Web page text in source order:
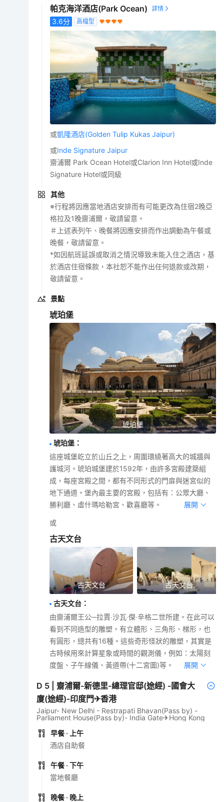
帕克海洋酒店(Park Ocean)
3.6分 高檔型
或凱隆酒店(Golden Tulip Kukas Jaipur)
或Inde Signature Jaipur
齋浦爾 Park Ocean Hotel或Clarion Inn Hotel或Inde
Signature Hotel或同級
其他
※行程將因應當地酒店安排而有可能更改為住宿2晚亞
格拉及1晚齋浦爾，敬請留意。
＃上述表列午、晚餐將因應安排而作出調動為午餐或
晚餐，敬請留意。
*如因航班延誤或取消之情況導致未能入住之酒店，基
於酒店住宿條款，本社恕不能作出任何退款或改期，
敬請留意。
景點
琥珀堡
琥珀堡
琥珀堡 ：
這座城堡屹立於山丘之上，周圍環繞著高大的城牆與
護城河。琥珀城堡建於1592年，由許多宮殿建築組
成，每座宮殿之間，都有不同形式的門扉與迷宮似的
地下通道。堡內最主要的宮殿，包括有：公眾大廳、
勝利廳、虛什瑪哈勒宮、歡喜廳等。
展開
或
古天文台
古天文台 古天文台
古天文台 ：
由齋浦爾王公─拉賈‧沙瓦‧傑‧辛格二世所建。在此可以
看到不同造型的雕塑，有立體形、三角形、梯形，也
有圓形，總共有16種。這些奇形怪狀的雕塑，其實是
古時候用來計算星象或時間的觀測儀，例如：太陽刻
度盤、子午線儀、黃道帶(十二宮圖)等。
展開
D 5 |齋浦爾-新德里-總理官邸(途經) -國會大
廈(途經)-印度門✈香港
Jaipur- New Delhi - Restrapati Bhavan(Pass by) -
Parliament House(Pass by)- India Gate✈Hong Kong
早餐 · 上午
酒店自助餐
午餐 · 下午
當地餐廳
晚餐 · 晚上